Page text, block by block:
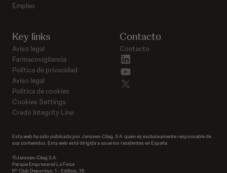
Empleo
Contacto
Contacto
Key links
Aviso legal
Farmacovigilancia
Política de privacidad
Aviso legal
Política de cookies
Cookies Settings
Credo Integrity Line
Esta web ha sido publicada por Janssen-Cilag, S.A. quien es exclusivamente responsable de
sus contenidos. Esta web está dirigida a usuarios residentes en España.
©Janssen-Cilag S.A.
Parque Empresarial La Finca
P.º Club Deportivo, 1 - Edificio, 16,